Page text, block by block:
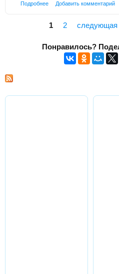
Подробнее Добавить комментарий
1 2 следующая
Понравилось?